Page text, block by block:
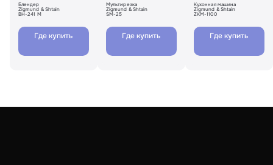
Блендер
Zigmund & Shtain
BH-241 M
Где купить
Мультирезка
Zigmund & Shtain
SM-25
Где купить
Кухонная машина
Zigmund & Shtain
ZKM-1100
Где купить